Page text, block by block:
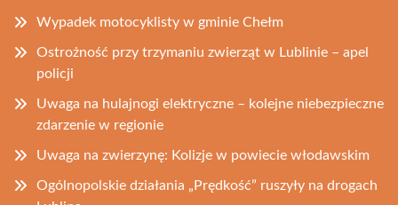
Wypadek motocyklisty w gminie Chełm
Ostrożność przy trzymaniu zwierząt w Lublinie – apel
policji
Uwaga na hulajnogi elektryczne – kolejne niebezpieczne
zdarzenie w regionie
Uwaga na zwierzynę: Kolizje w powiecie włodawskim
Ogólnopolskie działania „Prędkość” ruszyły na drogach